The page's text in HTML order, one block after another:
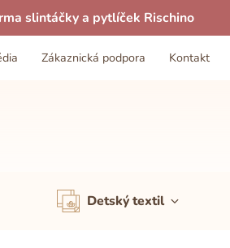
slintáčky a pytlíček Rischino
Zákaznická podpora Kontakt
Detský textil